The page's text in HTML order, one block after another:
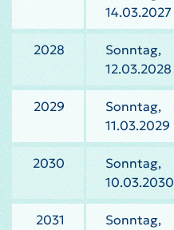
14.03.2027
2028
Sonntag,
12.03.2028
2029
Sonntag,
11.03.2029
2030
Sonntag,
10.03.2030
2031
Sonntag,